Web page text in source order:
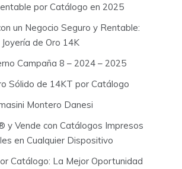
por Catálogo en 2025
un Negocio Seguro y Rentable:
Joyería de Oro 14K
Campaña 8 – 2024 – 2025
Sólido de 14KT por Catálogo
Montero Danesi
y Vende con Catálogos Impresos
en Cualquier Dispositivo
Catálogo: La Mejor Oportunidad